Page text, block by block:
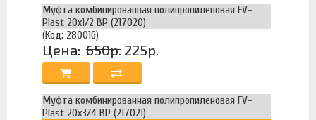
Муфта комбинированная полипропиленовая FV-
Plast 20х1/2 ВР (217020)
(Код: 280016)
Цена: 650р. 225р.
Муфта комбинированная полипропиленовая FV-
Plast 20х3/4 ВР (217021)